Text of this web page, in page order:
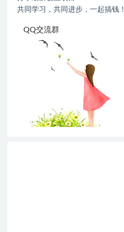
共同学习，共同进步，一起搞钱！
QQ交流群